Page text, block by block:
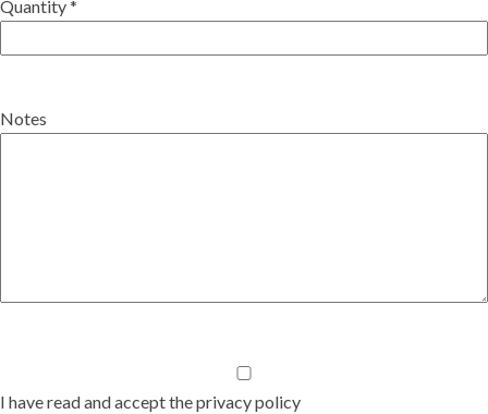
Quantity *
Notes
I have read and accept the privacy policy